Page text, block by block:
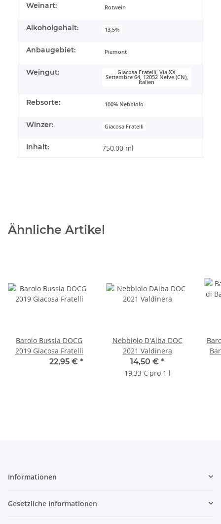
Weinart: Rotwein
Alkoholgehalt: 13,5%
Anbaugebiet: Piemont
Weingut: Giacosa Fratelli, Via XX
Settembre 64, 12052 Neive (CN),
Italien
Rebsorte: 100% Nebbiolo
Winzer: Giacosa Fratelli
Inhalt: 750,00 ml
Ähnliche Artikel
Barolo Bussia DOCG
2019 Giacosa Fratelli
22,95 € *
Nebbiolo D'Alba DOC
2021 Valdinera
14,50 € *
19,33 € pro 1 l
Informationen
Gesetzliche Informationen